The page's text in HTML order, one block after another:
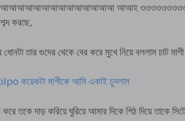
আআহ
করছে,
ধোনটা তার গুদের থেকে বের করে মুখে নিয়ে বললাম চাট
মাগীকে আমি একাই চুদলাম
তকে দাড় করিয়ে ঘুরিয়ে আমার দিকে পিঠ দিয়ে তাকে